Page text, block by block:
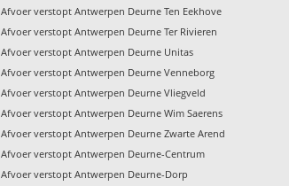
Afvoer verstopt Antwerpen Deurne Ten Eekhove
Afvoer verstopt Antwerpen Deurne Ter Rivieren
Afvoer verstopt Antwerpen Deurne Unitas
Afvoer verstopt Antwerpen Deurne Venneborg
Afvoer verstopt Antwerpen Deurne Vliegveld
Afvoer verstopt Antwerpen Deurne Wim Saerens
Afvoer verstopt Antwerpen Deurne Zwarte Arend
Afvoer verstopt Antwerpen Deurne-Centrum
Afvoer verstopt Antwerpen Deurne-Dorp